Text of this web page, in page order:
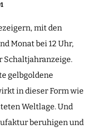
mit den
Monat bei 12 Uhr,
Schaltjahranzeige.
gelbgoldene
in dieser Form wie
Weltlage. Und
beruhigen und